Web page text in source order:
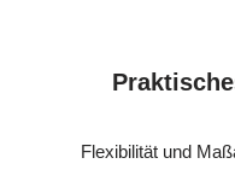
Flexibilität und